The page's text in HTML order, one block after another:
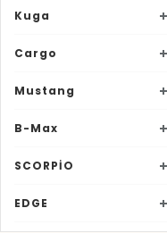
Kuga
Cargo
Mustang
B-Max
SCORPİO
EDGE